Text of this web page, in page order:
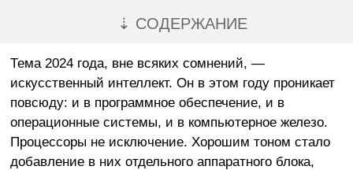
⇣ СОДЕРЖАНИЕ
Тема 2024 года, вне всяких сомнений, —
искусственный интеллект. Он в этом году проникает
повсюду: и в программное обеспечение, и в
операционные системы, и в компьютерное железо.
Процессоры не исключение. Хорошим тоном стало
добавление в них отдельного аппаратного блока,